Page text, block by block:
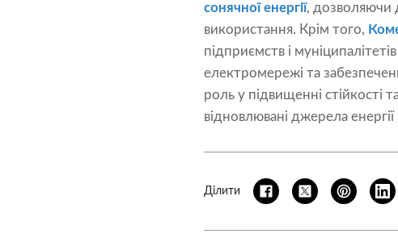
сонячної енергії, дозволяючи
використання. Крім того,
підприємств і
електромережі та
роль у підвищенні стійкості
відновлювані джерела
Ділити